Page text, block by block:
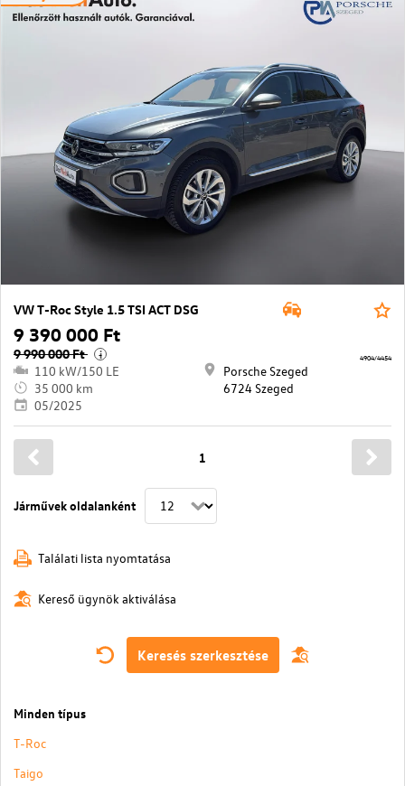
VW T-Roc Style 1.5 TSI ACT DSG
9 390 000 Ft
9 990 000 Ft i
110 kW/150 LE
35 000 km
05/2025
Porsche Szeged
6724 Szeged
4904/4454
Járművek oldalanként
1
Találati lista nyomtatása
Kereső ügynök aktiválása
Keresés szerkesztése
Minden típus
T-Roc
Taigo